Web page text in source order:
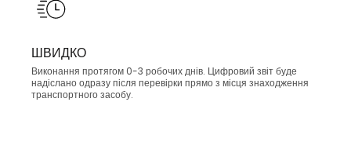
ШВИДКО
Виконання протягом 0-3 робочих днів. Цифровий звіт буде
надіслано одразу після перевірки прямо з місця знаходження
транспортного засобу.